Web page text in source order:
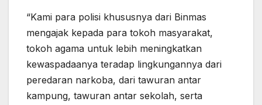
“Kami para polisi khususnya dari Binmas
mengajak kepada para tokoh masyarakat,
tokoh agama untuk lebih meningkatkan
kewaspadaanya teradap lingkungannya dari
peredaran narkoba, dari tawuran antar
kampung, tawuran antar sekolah, serta